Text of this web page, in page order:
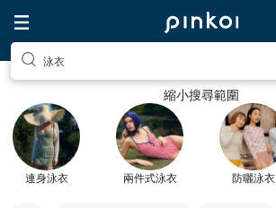
泳衣
縮小搜尋範圍
連身泳衣 兩件式泳衣 防曬泳衣